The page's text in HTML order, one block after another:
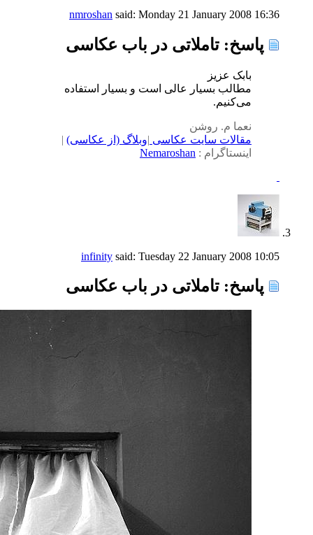
nmroshan said: Monday 21 January 2008 16:36
پاسخ: تاملاتی در باب عکاسی
بابک عزیز
مطالب بسیار عالی است و بسیار استفاده
می‌کنیم.
نعما م. روشن
مقالات سایت عکاسی |وبلاگ (از عکاسی) |
اینستاگرام : Nemaroshan
infinity said: Tuesday 22 January 2008 10:05
پاسخ: تاملاتی در باب عکاسی